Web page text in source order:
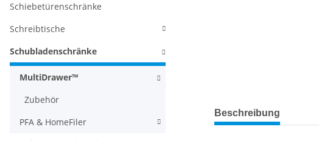
weitere Registerkarten
Beschreibung
Schiebetürenschränke
Schreibtische
Schubladenschränke
MultiDrawer™
Zubehör
PFA & HomeFiler